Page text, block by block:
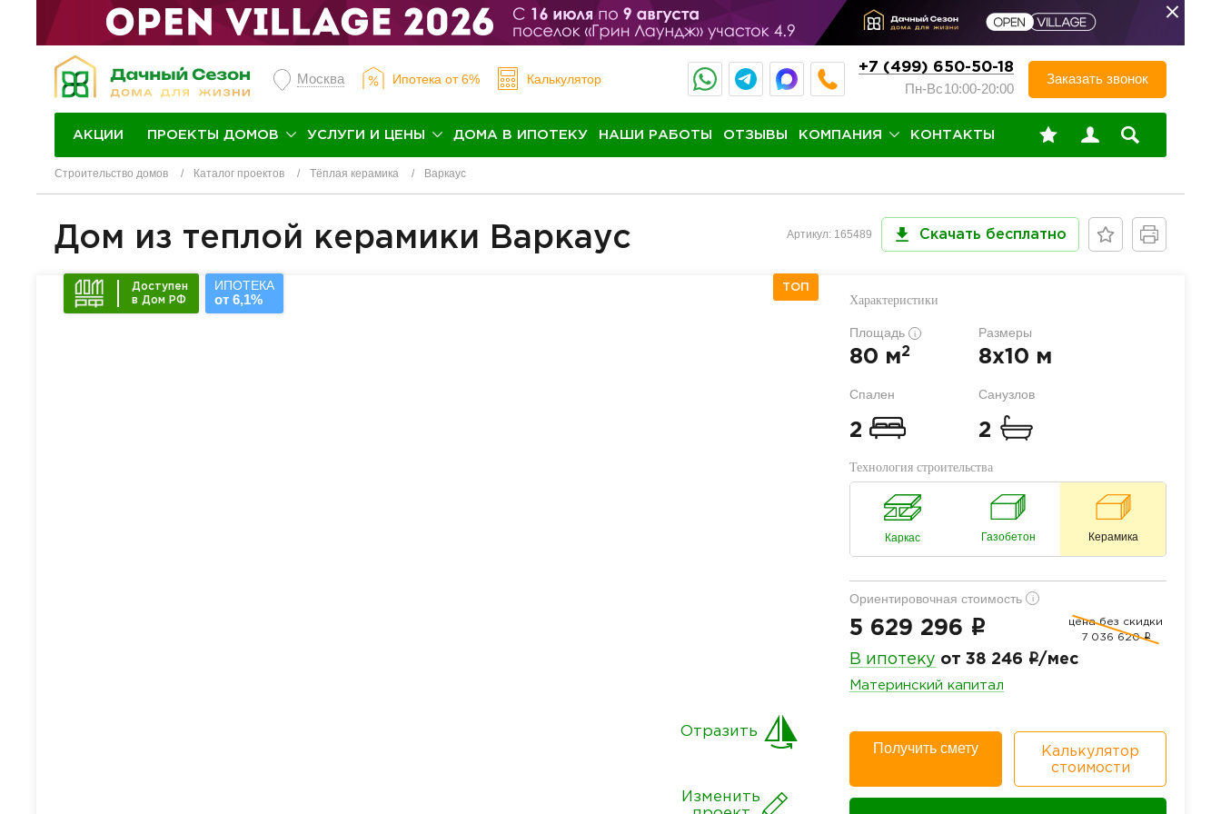
Москва Ипотека от 6% Калькулятор
+7 (499) 650-50-18
Пн-Вс10:00-20:00
Заказать звонок
АКЦИИ ПРОЕКТЫ ДОМОВ УСЛУГИ И ЦЕНЫ ДОМА В ИПОТЕКУ НАШИ РАБОТЫ ОТЗЫВЫ КОМПАНИЯ КОНТАКТЫ
Строительство домов Каталог проектов Тёплая керамика Варкаус
Дом из теплой керамики Варкаус Артикул: 165489 Скачать бесплатно
Доступен
в Дом РФ
ИПОТЕКА
от 6,1%
ТОП
Изменить
Отразить
Характеристики
Площадь i
80 м2
Размеры
8x10 м
Спален
2
Санузлов
2
Технология строительства
Каркас Газобетон Керамика
Ориентировочная стоимость i
5 629 296 i
цена без скидки
7 036 620 i
В ипотеку от 38 246 i/мес
Материнский капитал
Получить смету
Калькулятор
стоимости